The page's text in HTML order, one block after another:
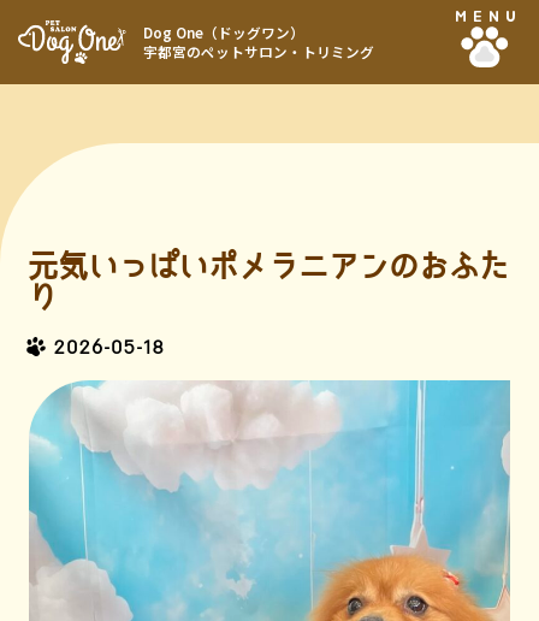
Dog One（ドッグワン）
宇都宮のペットサロン・トリミング
MENU
元気いっぱいポメラニアンのおふた
り
2026-05-18